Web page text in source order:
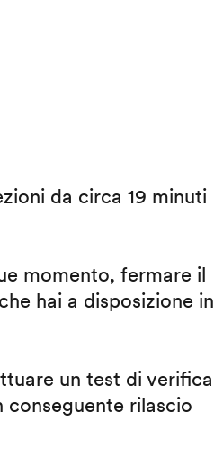
da circa 19 minuti
momento, fermare il
hai a disposizione in
un test di verifica
rilascio